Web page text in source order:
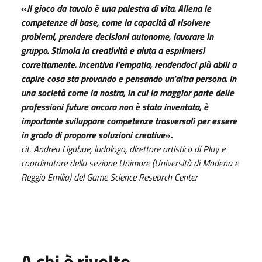
«Il gioco da tavolo è una palestra di vita. Allena le
competenze di base, come la capacità di risolvere
problemi, prendere decisioni autonome, lavorare in
gruppo. Stimola la creatività e aiuta a esprimersi
correttamente. Incentiva l’empatia, rendendoci più abili a
capire cosa sta provando e pensando un’altra persona. In
una società come la nostra, in cui la maggior parte delle
professioni future ancora non è stata inventata, è
importante sviluppare competenze trasversali per essere
in grado di proporre soluzioni creative».
cit. Andrea Ligabue, ludologo, direttore artistico di Play e
coordinatore della sezione Unimore (Università di Modena e
Reggio Emilia) del Game Science Research Center